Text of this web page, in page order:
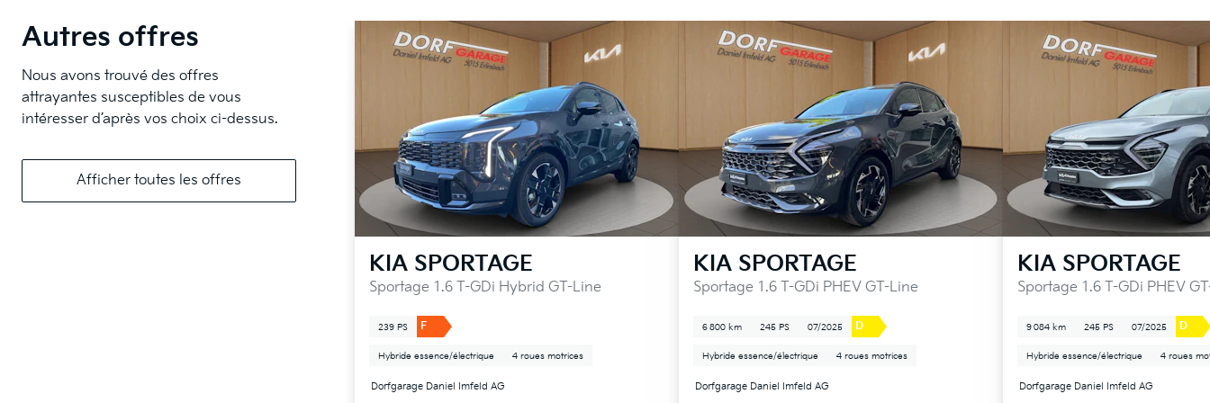
Autres offres
Nous avons trouvé des offres
attrayantes susceptibles de vous
intéresser d’après vos choix ci-dessus.
Afficher toutes les offres
KIA SPORTAGE
Sportage 1.6 T-GDi Hybrid GT-Line
239 PS F
Hybride essence/électrique 4 roues motrices
Dorfgarage Daniel Imfeld AG
KIA SPORTAGE
Sportage 1.6 T-GDi PHEV GT-Line
6 800 km 245 PS 07/2025 D
Hybride essence/électrique 4 roues motrices
Dorfgarage Daniel Imfeld AG
KIA SPORTAGE
Sportage 1.6 T-GDi PHEV
9 084 km 245 PS 07/2025 D
Hybride essence/électrique 4 roues
Dorfgarage Daniel Imfeld AG